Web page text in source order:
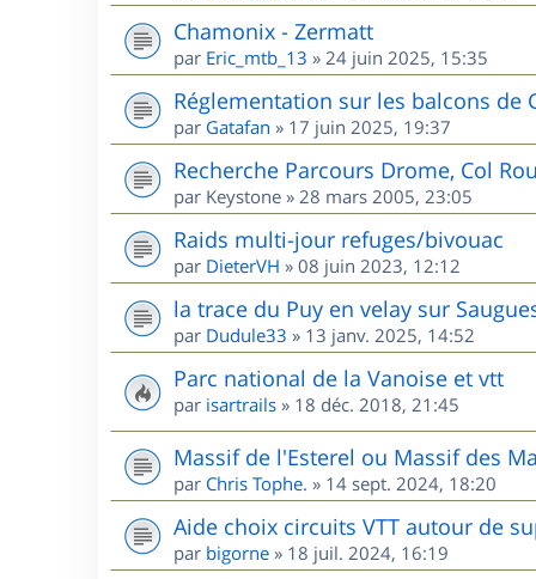
Chamonix - Zermatt
par Eric_mtb_13 » 24 juin 2025, 15:35
Réglementation sur les balcons de
par Gatafan » 17 juin 2025, 19:37
Recherche Parcours Drome, Col
par Keystone » 28 mars 2005, 23:05
Raids multi-jour refuges/bivouac
par DieterVH » 08 juin 2023, 12:12
la trace du Puy en velay sur
par Dudule33 » 13 janv. 2025, 14:52
Parc national de la Vanoise et vtt
par isartrails » 18 déc. 2018, 21:45
Massif de l'Esterel ou Massif des
par Chris Tophe. » 14 sept. 2024, 18:20
Aide choix circuits VTT autour de
par bigorne » 18 juil. 2024, 16:19